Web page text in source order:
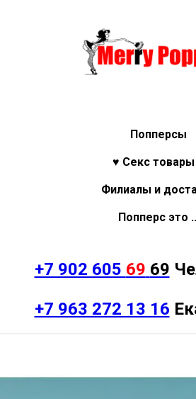
Попперсы
♥ Секс товары
Филиалы и
Попперс это
+7 902 605 69 69
+7 963 272 13 16